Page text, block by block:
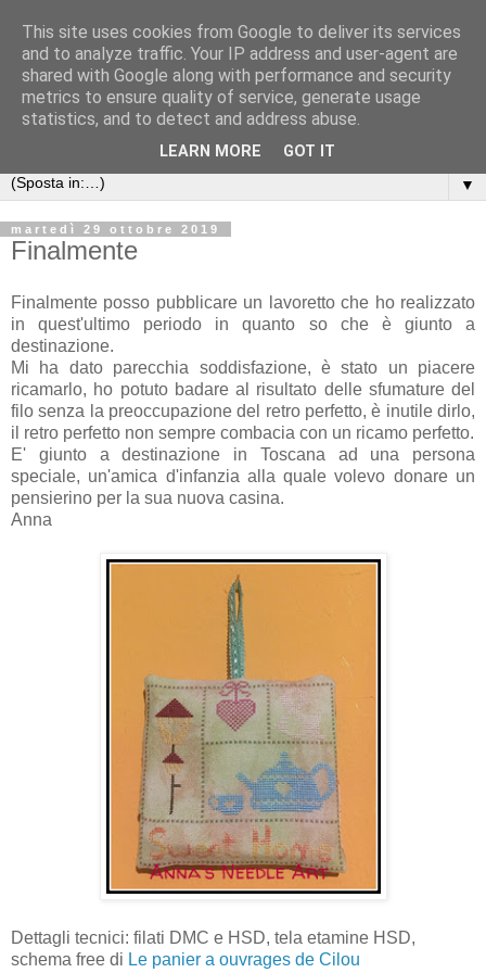
Anna's Needle Art
Quando l'incontro tra un ago ed un filo può creare una
piccola opera d'arte
▼
martedì 29 ottobre 2019
Finalmente
Finalmente posso pubblicare un lavoretto che ho realizzato
in quest'ultimo periodo in quanto so che è giunto a
destinazione.
Mi ha dato parecchia soddisfazione, è stato un piacere
ricamarlo, ho potuto badare al risultato delle sfumature del
filo senza la preoccupazione del retro perfetto, è inutile dirlo,
il retro perfetto non sempre combacia con un ricamo perfetto.
E' giunto a destinazione in Toscana ad una persona
speciale, un'amica d'infanzia alla quale volevo donare un
pensierino per la sua nuova casina.
Anna
Dettagli tecnici: filati DMC e HSD, tela etamine HSD,
schema free di Le panier a ouvrages de Cilou
This site uses cookies from Google to deliver its services
and to analyze traffic. Your IP address and user-agent are
shared with Google along with performance and security
metrics to ensure quality of service, generate usage
statistics, and to detect and address abuse.
LEARN MORE GOT IT